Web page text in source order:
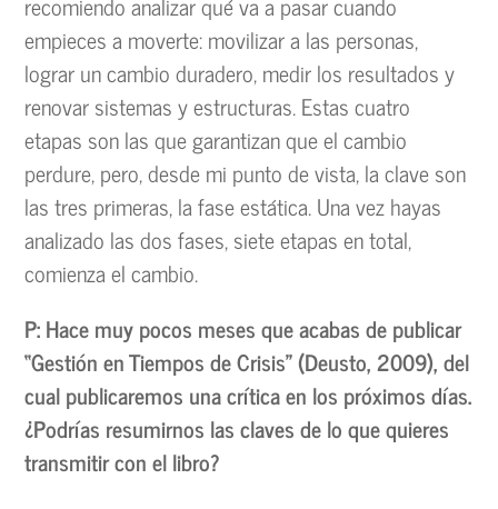
empieces a moverte: movilizar a las personas,
lograr un cambio duradero, medir los resultados y
renovar sistemas y estructuras. Estas cuatro
etapas son las que garantizan que el cambio
perdure, pero, desde mi punto de vista, la clave son
las tres primeras, la fase estática. Una vez hayas
analizado las dos fases, siete etapas en total,
comienza el cambio.
P: Hace muy pocos meses que acabas de publicar
“Gestión en Tiempos de Crisis” (Deusto, 2009), del
cual publicaremos una crítica en los próximos días.
¿Podrías resumirnos las claves de lo que quieres
transmitir con el libro?